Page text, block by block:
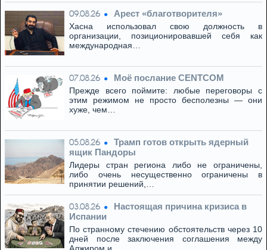
09.08.26 Арест «благотворителя»
Хасна использовал свою должность в
организации, позиционировавшей себя как
международная…
07.08.26 Моё послание CENTCOM
Прежде всего поймите: любые переговоры с
этим режимом не просто бесполезны — они
хуже, чем…
05.08.26
Трамп готов открыть ядерный
ящик Пандоры
Лидеры стран региона либо не ограничены,
либо очень несущественно ограничены в
принятии решений,…
03.08.26
Настоящая причина кризиса в
Испании
По странному стечению обстоятельств через 10
дней после заключения соглашения между